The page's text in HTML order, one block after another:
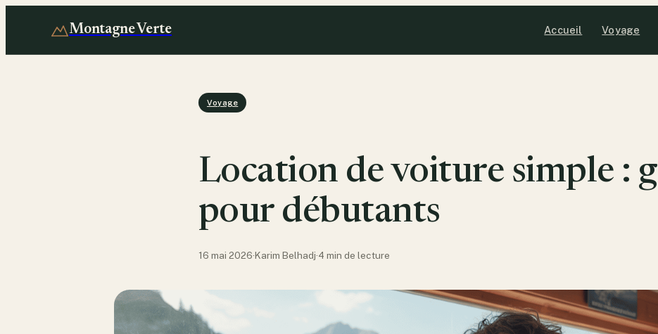
Montagne Verte Accueil Voyage
Voyage
Location de voiture simple :
pour débutants
16 mai 2026·Karim Belhadj·4 min de lecture